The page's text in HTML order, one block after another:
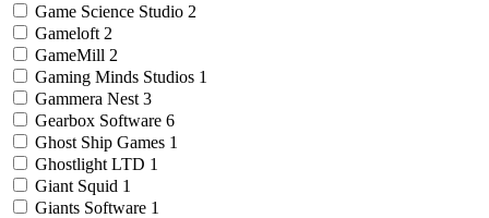
Game Science Studio 2
Gameloft 2
GameMill 2
Gaming Minds Studios 1
Gammera Nest 3
Gearbox Software 6
Ghost Ship Games 1
Ghostlight LTD 1
Giant Squid 1
Giants Software 1